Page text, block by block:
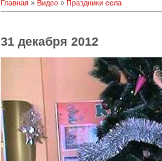
Главная » Видео » Праздники села
31 декабря 2012